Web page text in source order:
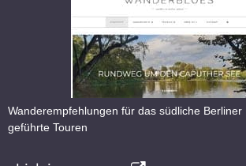
Wanderempfehlungen für das südliche Berliner
geführte Touren